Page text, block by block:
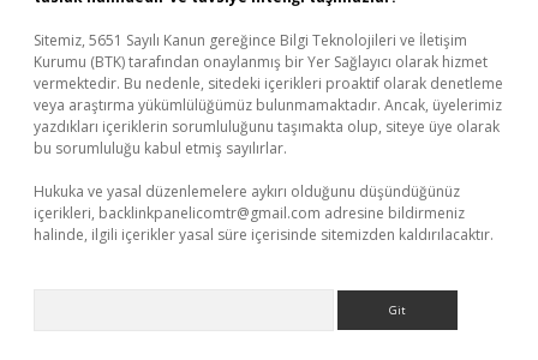
Sitemiz, 5651 Sayılı Kanun gereğince Bilgi Teknolojileri ve İletişim
Kurumu (BTK) tarafından onaylanmış bir Yer Sağlayıcı olarak hizmet
vermektedir. Bu nedenle, sitedeki içerikleri proaktif olarak denetleme
veya araştırma yükümlülüğümüz bulunmamaktadır. Ancak, üyelerimiz
yazdıkları içeriklerin sorumluluğunu taşımakta olup, siteye üye olarak
bu sorumluluğu kabul etmiş sayılırlar.
Hukuka ve yasal düzenlemelere aykırı olduğunu düşündüğünüz
içerikleri, backlinkpanelicomtr@gmail.com adresine bildirmeniz
halinde, ilgili içerikler yasal süre içerisinde sitemizden kaldırılacaktır.